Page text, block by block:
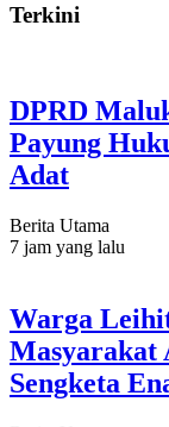
Terkini
DPRD
Payung
Adat
Berita Utama
7 jam yang lalu
Warga
Masyarakat
Sengketa